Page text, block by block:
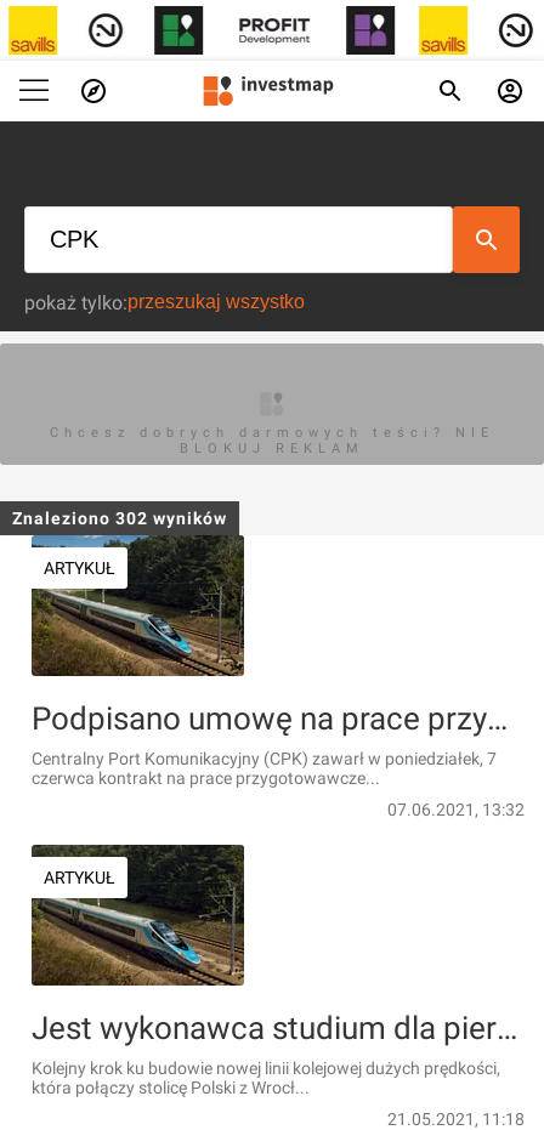
pokaż tylko:
Chcesz dobrych darmowych teści? NIE
BLOKUJ REKLAM
Znaleziono 302 wyników
ARTYKUŁ
Podpisano umowę na prace przygotowawcze do budowy pierwszego odcinka kolejowej linii dużych prędkości z Warszawy do Wrocławia
Centralny Port Komunikacyjny (CPK) zawarł w poniedziałek, 7
czerwca kontrakt na prace przygotowawcze...
07.06.2021, 13:32
ARTYKUŁ
Jest wykonawca studium dla pierwszego odcinka Kolei Dużych Prędkości z Warszawy do Wrocławia
Kolejny krok ku budowie nowej linii kolejowej dużych prędkości,
która połączy stolicę Polski z Wrocł...
21.05.2021, 11:18